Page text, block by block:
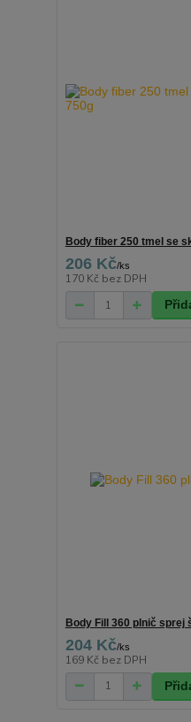
Body fiber 250 tmel se
206 Kč/ks
170 Kč bez DPH
Body Fill 360 plnič sprej
204 Kč/ks
169 Kč bez DPH